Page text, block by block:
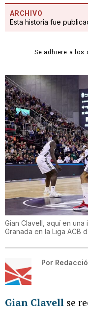
ARCHIVO
Esta historia fue
Se adhiere a los
Gian Clavell, aquí en
Granada en la Liga ACB
Por
Gian Clavell se